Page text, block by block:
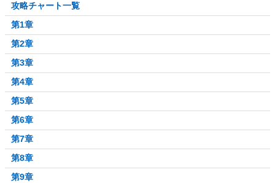
攻略チャート一覧
第1章
第2章
第3章
第4章
第5章
第6章
第7章
第8章
第9章